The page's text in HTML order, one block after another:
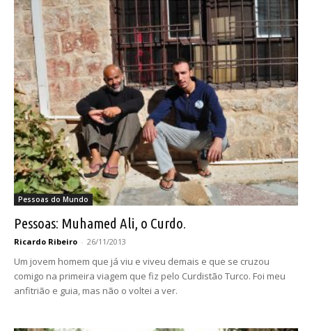
Pessoas do Mundo
Pessoas: Muhamed Ali, o Curdo.
Ricardo Ribeiro - 26/11/2013
Um jovem homem que já viu e viveu demais e que se cruzou
comigo na primeira viagem que fiz pelo Curdistão Turco. Foi meu
anfitrião e guia, mas não o voltei a ver.